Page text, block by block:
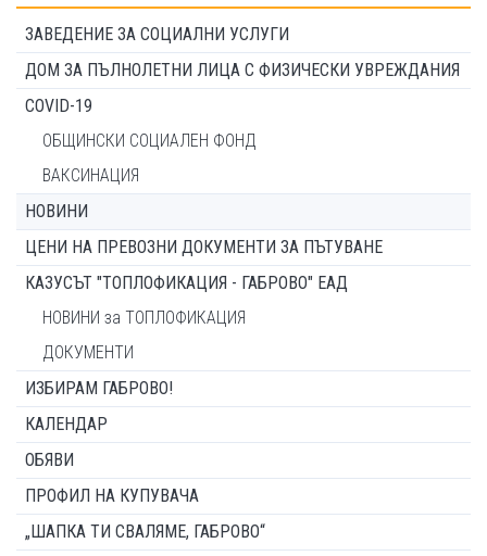
ЗАВЕДЕНИЕ ЗА СОЦИАЛНИ УСЛУГИ
ДОМ ЗА ПЪЛНОЛЕТНИ ЛИЦА С ФИЗИЧЕСКИ УВРЕЖДАНИЯ
COVID-19
ОБЩИНСКИ СОЦИАЛЕН ФОНД
ВАКСИНАЦИЯ
НОВИНИ
ЦЕНИ НА ПРЕВОЗНИ ДОКУМЕНТИ ЗА ПЪТУВАНЕ
КАЗУСЪТ "ТОПЛОФИКАЦИЯ - ГАБРОВО" ЕАД
НОВИНИ за ТОПЛОФИКАЦИЯ
ДОКУМЕНТИ
ИЗБИРАМ ГАБРОВО!
КАЛЕНДАР
ОБЯВИ
ПРОФИЛ НА КУПУВАЧА
„ШАПКА ТИ СВАЛЯМЕ, ГАБРОВО“